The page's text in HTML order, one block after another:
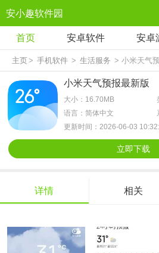
安小趣软件园
首页 安卓软件 安卓
主页> 手机软件 > 生活服务 > 小米天气
小米天气预报最新版
大小：16.70MB
语言：简体中文
更新时间：2026-06-03
立即下载
详情 相关